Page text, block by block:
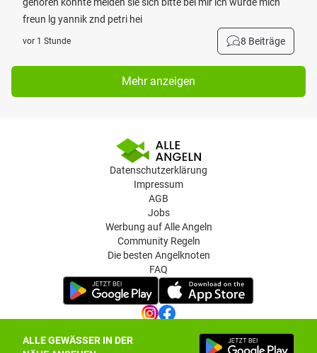
ALLE GEWÄSSER IN DER
freun lg yannik znd petri hei
vor 1 Stunde 8 Beiträge
Mehr anzeigen
Datenschutzerklärung
Impressum
AGB
Jobs
Werbung auf Alle Angeln
Community Regeln
Die besten Angelknoten
FAQ
Datenschutz-Einstellungen